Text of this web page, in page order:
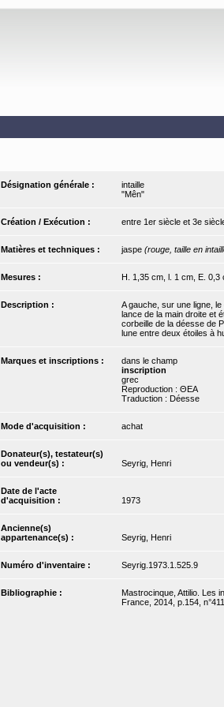
Désignation générale :
intaille
"Mên"
Création / Exécution : entre 1er siècle et 3e
Matières et techniques : jaspe (rouge, taille en
Mesures : H. 1,35 cm, l. 1 cm, E. 0,3
Description :
A gauche, sur une ligne,
lance de la main droite et
corbeille de la déesse de
lune entre deux étoiles à
Marques et inscriptions :
dans le champ
inscription
grec
Reproduction : ΘΕΑ
Traduction : Déesse
Mode d'acquisition : achat
Donateur(s), testateur(s)
ou vendeur(s) :
Seyrig, Henri
Date de l'acte
d'acquisition :
1973
Ancienne(s)
appartenance(s) :
Seyrig, Henri
Numéro d'inventaire : Seyrig.1973.1.525.9
Bibliographie :
Mastrocinque, Attilio. Les
France, 2014, p.154, n°411.